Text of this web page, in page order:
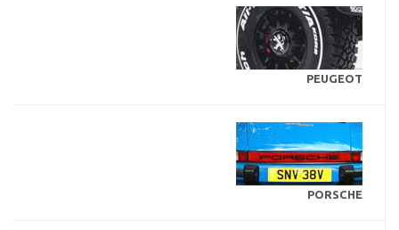
PEUGEOT
PORSCHE